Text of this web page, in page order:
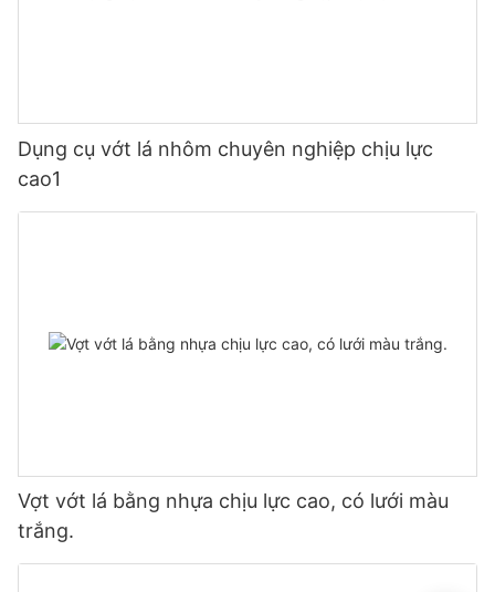
Dụng cụ vớt lá nhôm chuyên nghiệp chịu lực
cao1
Vợt vớt lá bằng nhựa chịu lực cao, có lưới màu
trắng.